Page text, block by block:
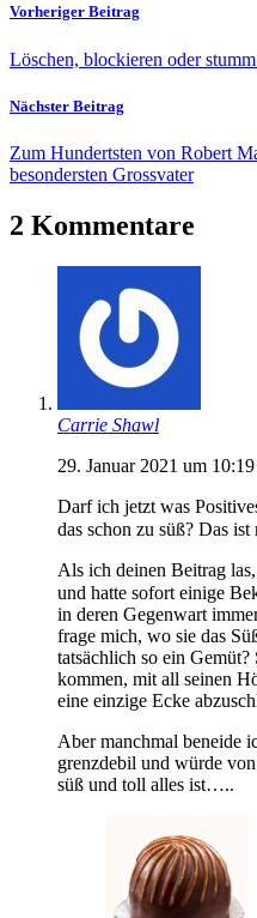
Vorheriger Beitrag
Löschen, blockieren oder
Nächster Beitrag
Zum Hundertsten von Robert
besondersten Grossvater
2 Kommentare
Carrie Shawl
29. Januar 2021 um
Darf ich jetzt was
das schon zu süß? Das
Als ich deinen Beitrag
und hatte sofort einige
in deren Gegenwart
frage mich, wo sie das
tatsächlich so ein
kommen, mit all seinen
eine einzige Ecke
Aber manchmal beneide
grenzdebil und würde
süß und toll alles ist…..